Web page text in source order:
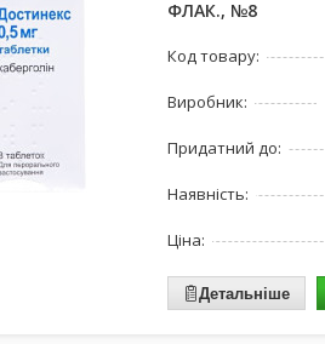
ФЛАК., №8
Код товару:
Виробник:
Придатний до:
Наявність:
Ціна:
Детальніше